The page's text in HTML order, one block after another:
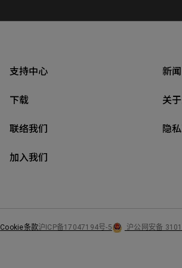
支持中心
下载
联络我们
加入我们
新闻
关
隐
Cookie条款沪ICP备17047194号-5 沪公网安备